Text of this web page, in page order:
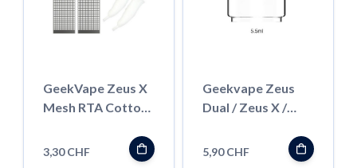
GeekVape Zeus X
Mesh RTA Cotton
0.2ohm
3,30 CHF
Geekvape Zeus
Dual / Zeus X /
Ersatzglas 5.5ml
5,90 CHF